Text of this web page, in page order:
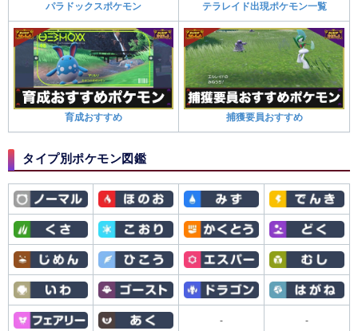
パラドックスポケモン テラレイド出現ポケモン一覧
育成おすすめ 捕獲要員おすすめ
タイプ別ポケモン図鑑
- -